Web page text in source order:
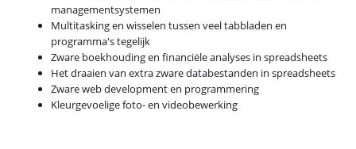
managementsystemen
Multitasking en wisselen tussen veel tabbladen en
programma's tegelijk
Zware boekhouding en financiële analyses in spreadsheets
Het draaien van extra zware databestanden in spreadsheets
Zware web development en programmering
Kleurgevoelige foto- en videobewerking